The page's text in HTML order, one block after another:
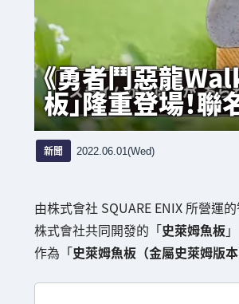
《勇者鬥惡龍
板」隆重登場！
新聞 2022.06.01(Wed)
由株式會社 SQUARE ENIX 所營運
株式會社共同開發的「史萊姆魚板
作為「史萊姆魚板（金屬史萊姆版